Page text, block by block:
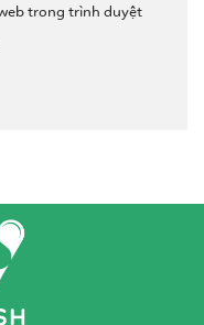
trong trình duyệt